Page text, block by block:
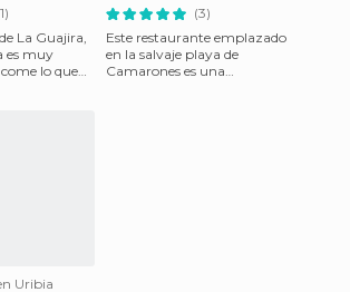
La Guajira,
es muy
lo que
(3)
Este restaurante emplazado
en la salvaje playa de
Camarones es una
Uribia